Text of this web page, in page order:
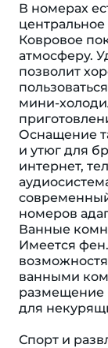
В номерах
Ковровое
атмосферу.
позволит
мини-
Оснащение
и утюг для
интернет,
номеров
Ванные
Имеется
ванными
размещение
для
Спорт и